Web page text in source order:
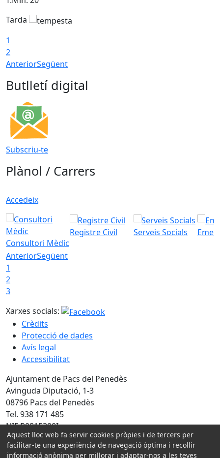
Tarda
1
2
AnteriorSegüent
Butlletí digital
Subscriu-te
Plànol / Carrers
Accedeix
Consultori Mèdic
Registre Civil Serveis Socials
AnteriorSegüent
1
2
3
Xarxes socials:
Crèdits
Protecció de dades
Avís legal
Accessibilitat
Ajuntament de Pacs del Penedès
Avinguda Diputació, 1-3
08796 Pacs del Penedès
Tel. 938 171 485
NIF P0815300I
Amb la col·laboració de:
Aquest lloc web fa servir cookies pròpies i de tercers per
facilitar-te una experiència de navegació òptima i recollir
informació anònima per millorar i adaptar-nos a les teves